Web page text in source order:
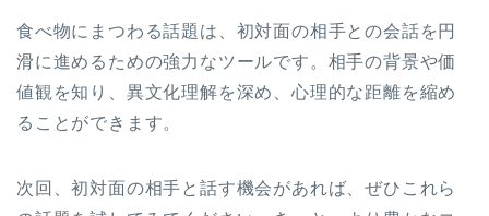
食べ物にまつわる話題は、初対面の相手との会話を円
滑に進めるための強力なツールです。相手の背景や価
値観を知り、異文化理解を深め、心理的な距離を縮め
ることができます。
次回、初対面の相手と話す機会があれば、ぜひこれら